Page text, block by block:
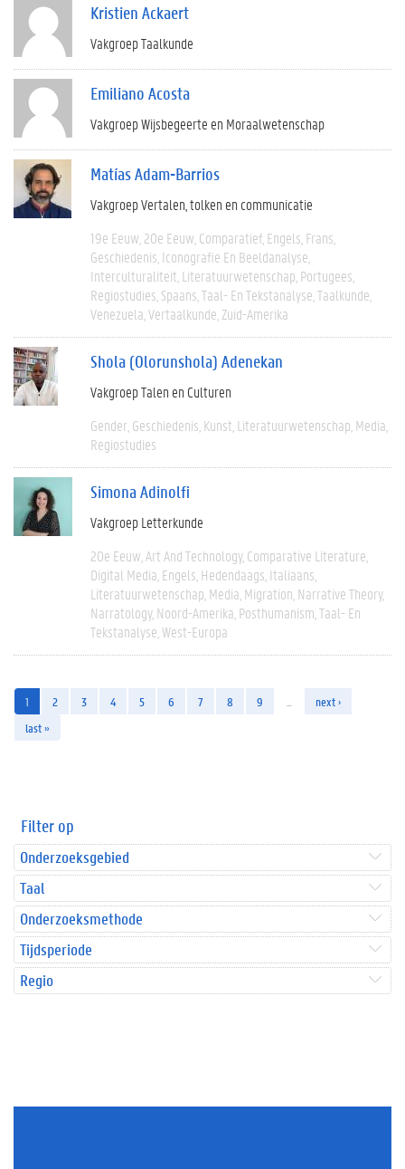
Kristien Ackaert
Vakgroep Taalkunde
Emiliano Acosta
Vakgroep Wijsbegeerte en Moraalwetenschap
Matías Adam-Barrios
Vakgroep Vertalen, tolken en communicatie
19e Eeuw 20e Eeuw Comparatief Engels Frans
Geschiedenis Iconografie En Beeldanalyse
Interculturaliteit Literatuurwetenschap Portugees
Regiostudies Spaans Taal- En Tekstanalyse Taalkunde
Venezuela Vertaalkunde Zuid-Amerika
Shola (Olorunshola) Adenekan
Vakgroep Talen en Culturen
Gender Geschiedenis Kunst Literatuurwetenschap Media
Regiostudies
Simona Adinolfi
Vakgroep Letterkunde
20e Eeuw Art And Technology Comparative Literature
Digital Media Engels Hedendaags Italiaans
Literatuurwetenschap Media Migration Narrative Theory
Narratology Noord-Amerika Posthumanism Taal- En
Tekstanalyse West-Europa
1 2 3 4 5 6 7 8 9
next ›
last »
Filter op
Onderzoeksgebied
Taal
Onderzoeksmethode
Tijdsperiode
Regio